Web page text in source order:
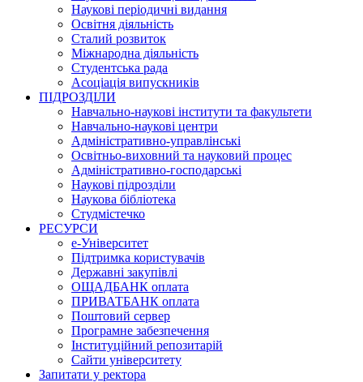
Наукові періодичні видання
Освітня діяльність
Сталий розвиток
Міжнародна діяльність
Студентська рада
Асоціація випускників
ПІДРОЗДІЛИ
Навчально-наукові інститути та факультети
Навчально-наукові центри
Адміністративно-управлінські
Освітньо-виховний та науковий процес
Адміністративно-господарські
Наукові підрозділи
Наукова бібліотека
Студмістечко
РЕСУРСИ
е-Університет
Підтримка користувачів
Державні закупівлі
ОЩАДБАНК оплата
ПРИВАТБАНК оплата
Поштовий сервер
Програмне забезпечення
Інституційний репозитарій
Сайти університету
Запитати у ректора